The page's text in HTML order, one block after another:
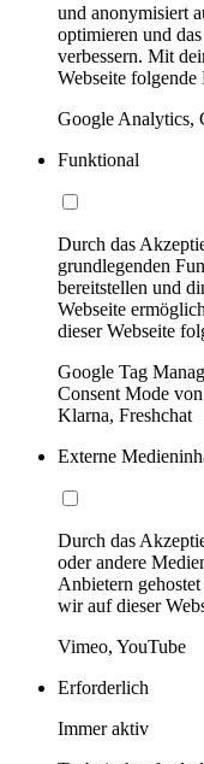
und anonymisiert
optimieren und
verbessern. Mit
Webseite folgende
Google Analytics,
Funktional
Durch das
grundlegenden
bereitstellen und
Webseite
dieser Webseite
Google Tag
Consent Mode
Klarna, Freshchat
Externe
Durch das
oder andere
Anbietern
wir auf dieser
Vimeo, YouTube
Erforderlich
Immer aktiv